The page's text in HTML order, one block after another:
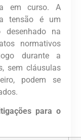
em curso. A
tensão é um
desenhado na
normativos
durante a
sem cláusulas
podem se
para o